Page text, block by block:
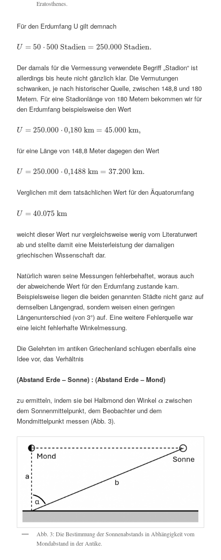
Eratosthenes.
Für den Erdumfang U gilt demnach
U = 50 ⋅ 500 Stadien = 250.000 Stadien.
Der damals für die Vermessung verwendete Begriff „Stadion“ ist
allerdings bis heute nicht gänzlich klar. Die Vermutungen
schwanken, je nach historischer Quelle, zwischen 148,8 und 180
Metern. Für eine Stadionlänge von 180 Metern bekommen wir für
den Erdumfang beispielsweise den Wert
U = 250.000 ⋅ 0,180 km = 45.000 km,
für eine Länge von 148,8 Meter dagegen den Wert
U = 250.000 ⋅ 0,1488 km = 37.200 km.
Verglichen mit dem tatsächlichen Wert für den Äquatorumfang
U = 40.075 km
weicht dieser Wert nur vergleichsweise wenig vom Literaturwert
ab und stellte damit eine Meisterleistung der damaligen
griechischen Wissenschaft dar.
Natürlich waren seine Messungen fehlerbehaftet, woraus auch
der abweichende Wert für den Erdumfang zustande kam.
Beispielsweise liegen die beiden genannten Städte nicht ganz auf
demselben Längengrad, sondern weisen einen geringen
Längenunterschied (von 3°) auf. Eine weitere Fehlerquelle war
eine leicht fehlerhafte Winkelmessung.
Die Gelehrten im antiken Griechenland schlugen ebenfalls eine
Idee vor, das Verhältnis
(Abstand Erde – Sonne) : (Abstand Erde – Mond)
zu ermitteln, indem sie bei Halbmond den Winkelα zwischen
dem Sonnenmittelpunkt, dem Beobachter und dem
Mondmittelpunkt messen (Abb. 3).
Abb. 3: Die Bestimmung der Sonnenabstands in Abhängigkeit vom
Mondabstand in der Antike.